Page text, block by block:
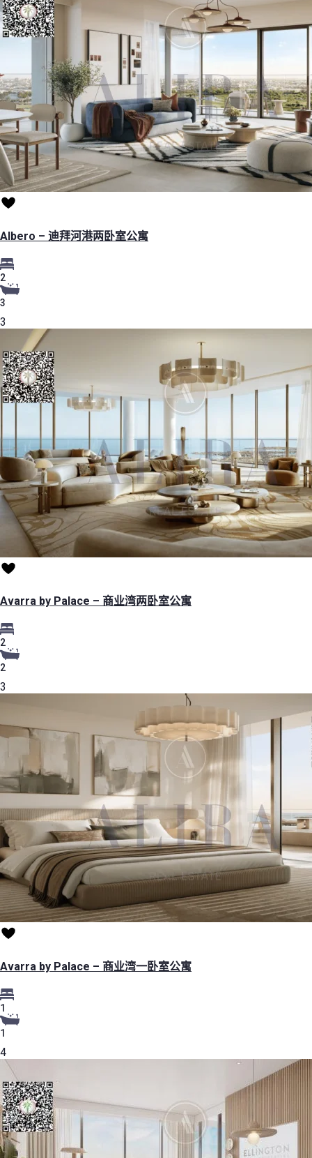
Albero – 迪拜河港两卧室公寓
2
3
3
Avarra by Palace – 商业湾两卧室公寓
2
2
3
Avarra by Palace – 商业湾一卧室公寓
1
1
4